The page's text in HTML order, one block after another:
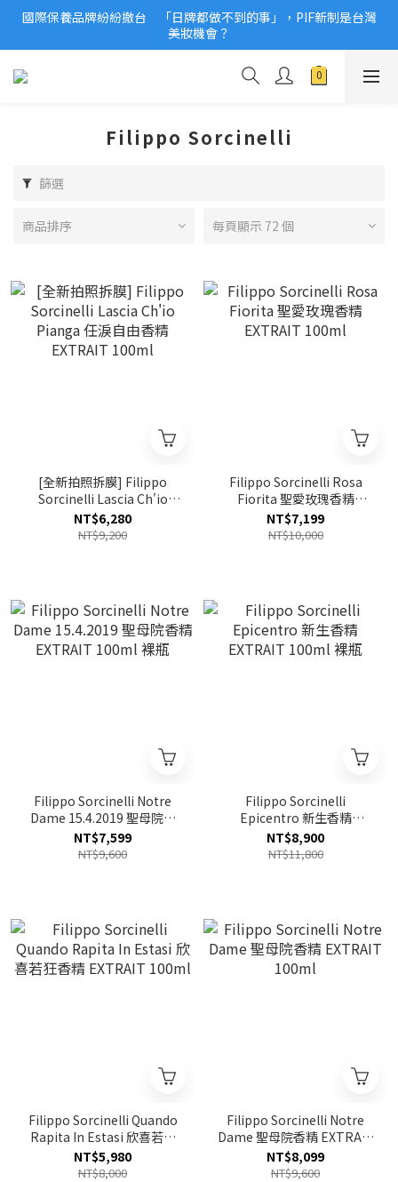
2026美妝小樣、試用品變少？PIF化妝品身分證7月上路！消費者
必懂5觀念
國際保養品牌紛紛撤台　「日牌都做不到的事」，PIF新制是台灣
美妝機會？
2026美妝小樣、試用品變少？PIF化妝品身分證7月上路！消費者
Filippo Sorcinelli
篩選
商品排序 每頁顯示 72 個
[全新拍照拆膜] Filippo
Sorcinelli Lascia Ch'io
Pianga 任淚自由香精
EXTRAIT 100ml
NT$6,280
NT$9,200
Filippo Sorcinelli Rosa
Fiorita 聖愛玫瑰香精
EXTRAIT 100ml
NT$7,199
NT$10,000
Filippo Sorcinelli Notre
Dame 15.4.2019 聖母院香
精 EXTRAIT 100ml 裸瓶
NT$7,599
NT$9,600
Filippo Sorcinelli
Epicentro 新生香精
EXTRAIT 100ml 裸瓶
NT$8,900
NT$11,800
Filippo Sorcinelli Quando
Rapita In Estasi 欣喜若狂
香精 EXTRAIT 100ml
NT$5,980
NT$8,000
Filippo Sorcinelli Notre
Dame 聖母院香精 EXTRAIT
100ml
NT$8,099
NT$9,600